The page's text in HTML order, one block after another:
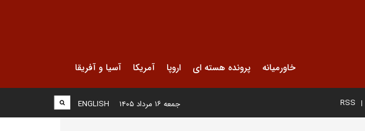
خاورمیانه پرونده هسته ای اروپا آمریکا آسیا و آفریقا
RSS
ENGLISH جمعه ۱۶ مرداد ۱۴۰۵